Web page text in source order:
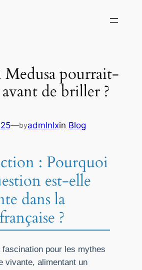
pourrait-
de briller ?
—byadmlnlxin Blog
: Pourquoi
est-elle
dans la
?
fascination pour les mythes
vivante, alimentant un